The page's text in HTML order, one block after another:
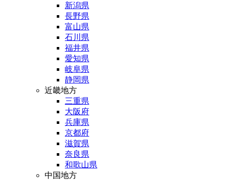
新潟県
長野県
富山県
石川県
福井県
愛知県
岐阜県
静岡県
近畿地方
三重県
大阪府
兵庫県
京都府
滋賀県
奈良県
和歌山県
中国地方